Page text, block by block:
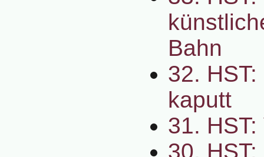
Bahn
32.
kaputt
31.
30.